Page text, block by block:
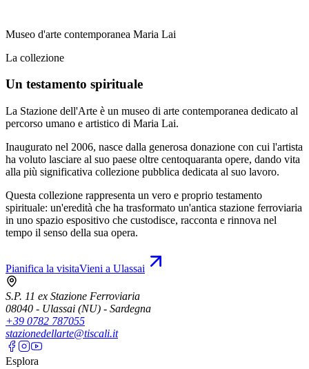
Museo d'arte contemporanea Maria Lai
La collezione
Un testamento spirituale
La Stazione dell'Arte è un museo di arte contemporanea dedicato al
percorso umano e artistico di Maria Lai.
Inaugurato nel 2006, nasce dalla generosa donazione con cui l'artista
ha voluto lasciare al suo paese oltre centoquaranta opere, dando vita
alla più significativa collezione pubblica dedicata al suo lavoro.
Questa collezione rappresenta un vero e proprio testamento
spirituale: un'eredità che ha trasformato un'antica stazione ferroviaria
in uno spazio espositivo che custodisce, racconta e rinnova nel
tempo il senso della sua opera.
Pianifica la visitaVieni a Ulassai
S.P. 11 ex Stazione Ferroviaria
08040 - Ulassai (NU) - Sardegna
+39 0782 787055
stazionedellarte@tiscali.it
Esplora